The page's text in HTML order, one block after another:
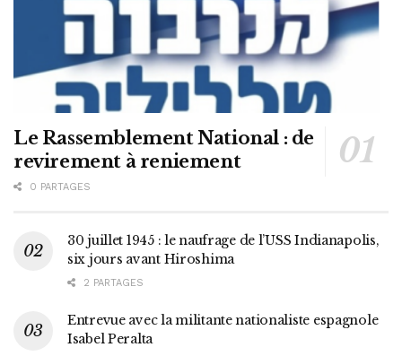
Le Rassemblement National : de
revirement à reniement
0 PARTAGES
30 juillet 1945 : le naufrage de l’USS Indianapolis,
six jours avant Hiroshima
2 PARTAGES
Entrevue avec la militante nationaliste espagnole
Isabel Peralta